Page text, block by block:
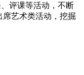
评课等活动，不断
席艺术类活动，挖掘